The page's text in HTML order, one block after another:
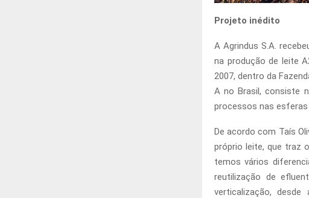
Projeto inédito
A Agrindus S.A.
na produção de leite
2007, dentro da
A no Brasil, consiste
processos nas
De acordo com Taís
próprio leite, que traz
temos vários
reutilização de
verticalização,